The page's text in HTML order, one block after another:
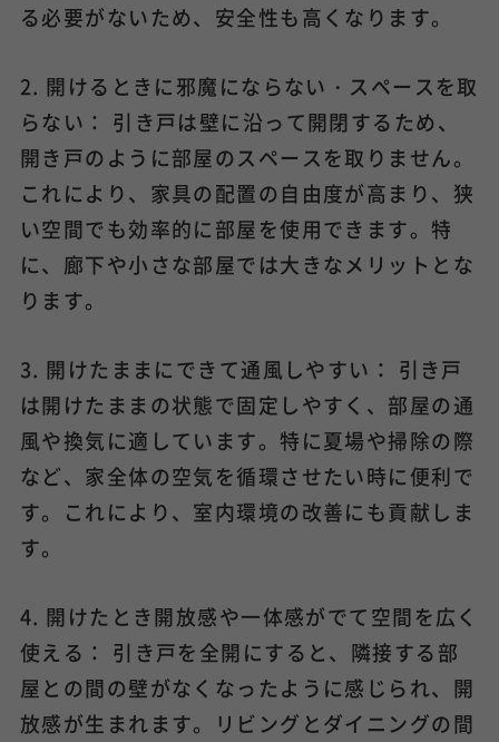
る必要がないため、安全性も高くなります。
2. 開けるときに邪魔にならない・スペースを取
らない： 引き戸は壁に沿って開閉するため、
開き戸のように部屋のスペースを取りません。
これにより、家具の配置の自由度が高まり、狭
い空間でも効率的に部屋を使用できます。特
に、廊下や小さな部屋では大きなメリットとな
ります。
3. 開けたままにできて通風しやすい： 引き戸
は開けたままの状態で固定しやすく、部屋の通
風や換気に適しています。特に夏場や掃除の際
など、家全体の空気を循環させたい時に便利で
す。これにより、室内環境の改善にも貢献しま
す。
4. 開けたとき開放感や一体感がでて空間を広く
使える： 引き戸を全開にすると、隣接する部
屋との間の壁がなくなったように感じられ、開
放感が生まれます。リビングとダイニングの間